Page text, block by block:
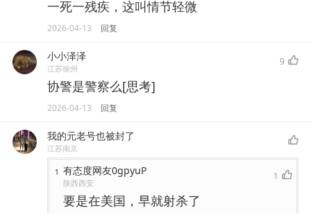
一死一残疾，这叫情节轻微
2026-04-13 回复
小小泽泽
江苏徐州
9
协警是警察么[思考]
2026-04-13 回复
我的元老号也被封了
江苏南京
1 有态度网友0gpyuP
陕西西安
1
要是在美国，早就射杀了